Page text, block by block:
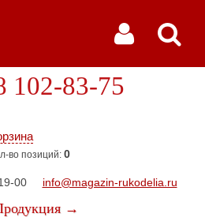
во позиций: 0
102-83-75
00 info@magazin-rukodelia.ru
→